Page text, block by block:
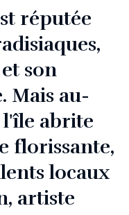
réputée
son
Mais au-
l'île abrite
florissante,
locaux
artiste